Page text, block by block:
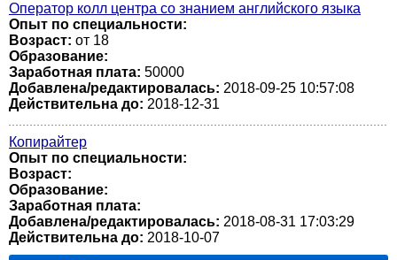
Оператор колл центра со знанием английского языка
Опыт по специальности:
Возраст: от 18
Образование:
Заработная плата: 50000
Добавлена/редактировалась: 2018-09-25 10:57:08
Действительна до: 2018-12-31
Копирайтер
Опыт по специальности:
Возраст:
Образование:
Заработная плата:
Добавлена/редактировалась: 2018-08-31 17:03:29
Действительна до: 2018-10-07